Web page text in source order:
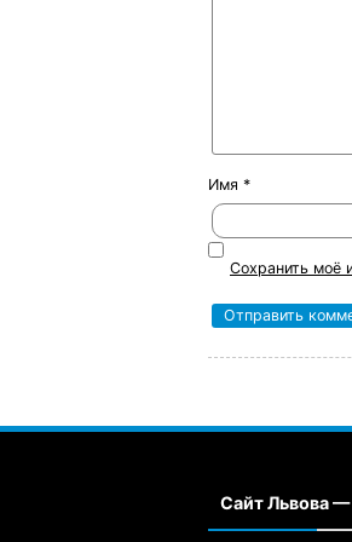
Имя *
Сохранить моё
Сайт Львова —